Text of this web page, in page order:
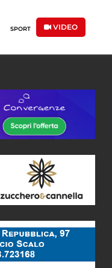
SPORT VIDEO